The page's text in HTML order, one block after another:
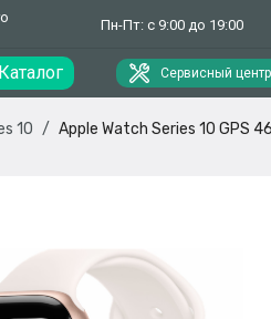
Пн-Пт: с 9:00 до 19:00
Каталог Сервисный центр
10 Apple Watch Series 10 GPS